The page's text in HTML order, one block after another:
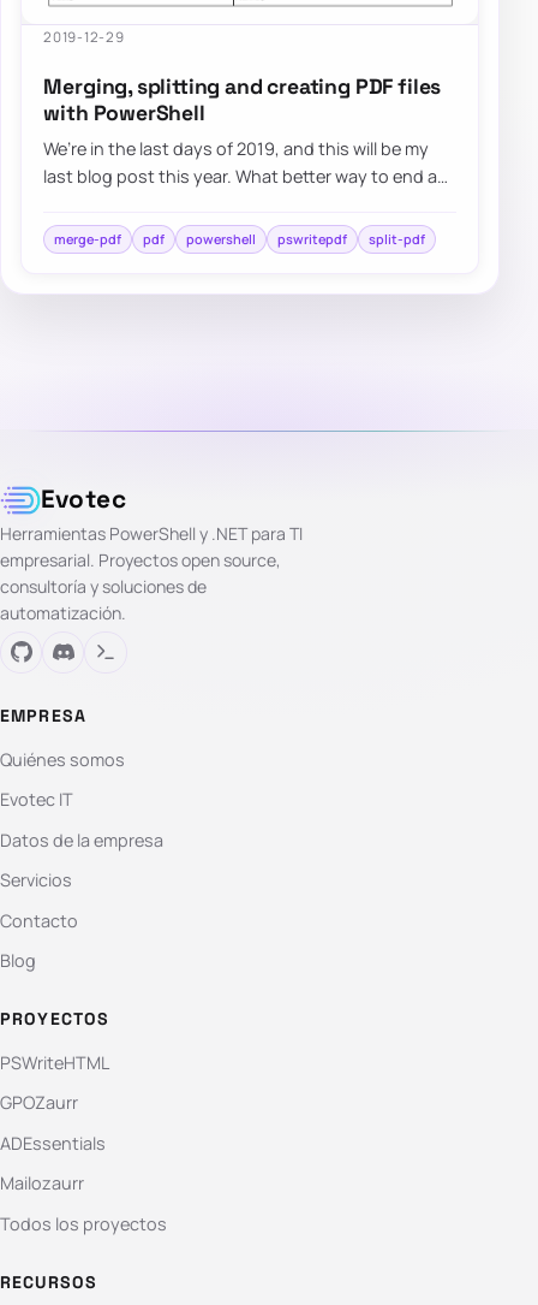
2019-12-29
Merging, splitting and creating PDF files
with PowerShell
We’re in the last days of 2019, and this will be my
last blog post this year. What better way to end a
merge-pdf pdf powershell pswritepdf split-pdf
Evotec
Herramientas PowerShell y .NET para TI
empresarial. Proyectos open source,
consultoría y soluciones de
automatización.
EMPRESA
Quiénes somos
Evotec IT
Datos de la empresa
Servicios
Contacto
Blog
PROYECTOS
PSWriteHTML
GPOZaurr
ADEssentials
Mailozaurr
Todos los proyectos
RECURSOS